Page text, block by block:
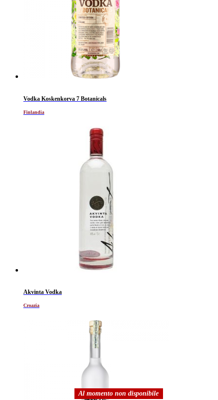
Vodka Koskenkorva 7 Botanicals
Finlandia
Akvinta Vodka
Croazia
Al momento non disponibile